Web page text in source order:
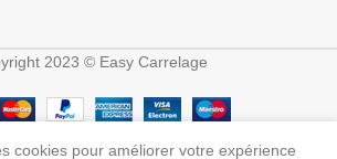
2023 © Easy Carrelage
cookies pour améliorer votre expérience